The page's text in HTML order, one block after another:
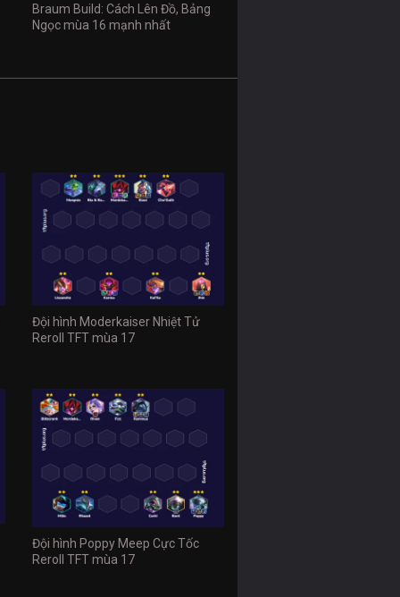
Braum Build: Cách Lên Đồ, Bảng
Ngọc mùa 16 mạnh nhất
Đội hình Moderkaiser Nhiệt Tử
Reroll TFT mùa 17
Đội hình Poppy Meep Cực Tốc
Reroll TFT mùa 17